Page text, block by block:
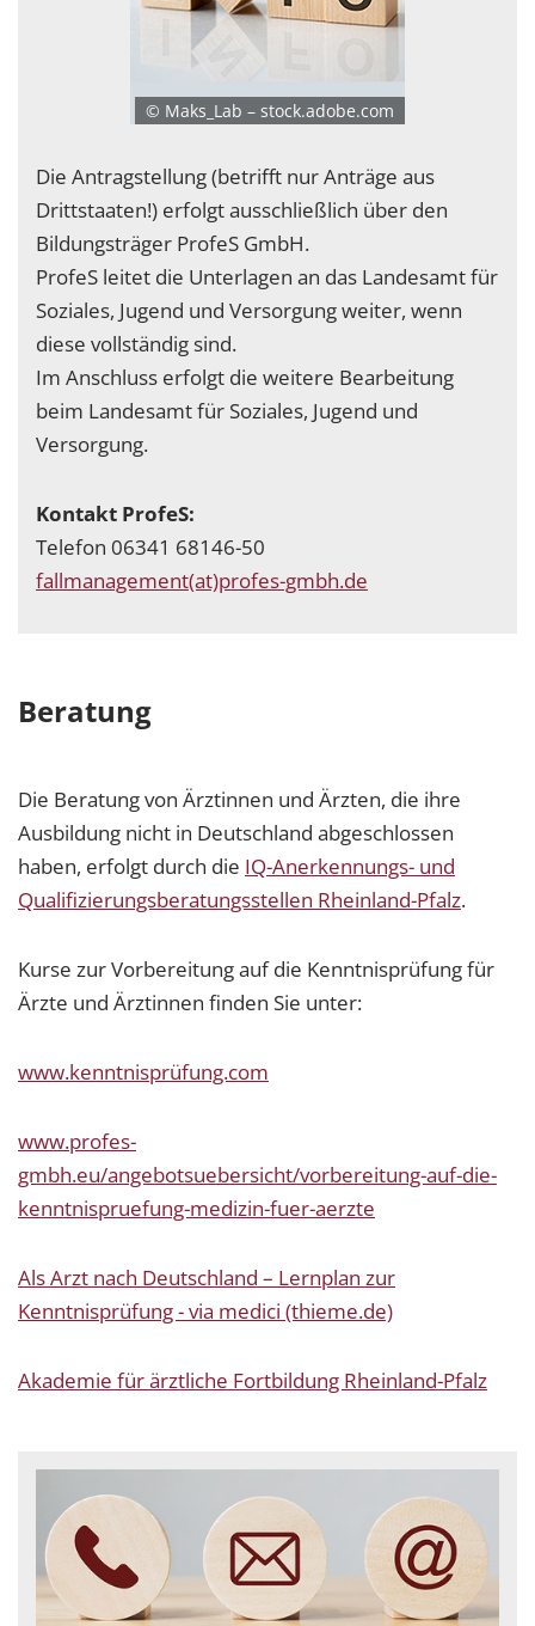
© Maks_Lab – stock.adobe.com
Die Antragstellung (betrifft nur Anträge aus
Drittstaaten!) erfolgt ausschließlich über den
Bildungsträger ProfeS GmbH.
ProfeS leitet die Unterlagen an das Landesamt für
Soziales, Jugend und Versorgung weiter, wenn
diese vollständig sind.
Im Anschluss erfolgt die weitere Bearbeitung
beim Landesamt für Soziales, Jugend und
Versorgung.
Kontakt ProfeS:
Telefon 06341 68146-50
fallmanagement(at)profes-gmbh.de
Beratung
Die Beratung von Ärztinnen und Ärzten, die ihre
Ausbildung nicht in Deutschland abgeschlossen
haben, erfolgt durch die IQ-Anerkennungs- und
Qualifizierungsberatungsstellen Rheinland-Pfalz.
Kurse zur Vorbereitung auf die Kenntnisprüfung für
Ärzte und Ärztinnen finden Sie unter:
www.kenntnisprüfung.com
www.profes-
gmbh.eu/angebotsuebersicht/vorbereitung-auf-die-
kenntnispruefung-medizin-fuer-aerzte
Als Arzt nach Deutschland – Lernplan zur
Kenntnisprüfung - via medici (thieme.de)
Akademie für ärztliche Fortbildung Rheinland-Pfalz